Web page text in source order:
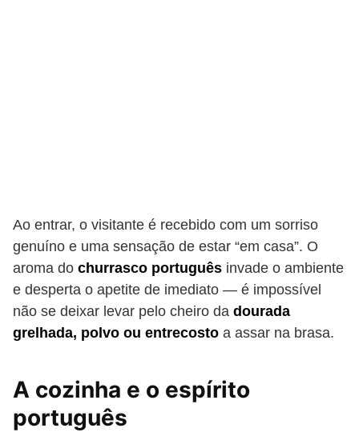
Ao entrar, o visitante é recebido com um sorriso
genuíno e uma sensação de estar “em casa”. O
aroma do churrasco português invade o ambiente
e desperta o apetite de imediato — é impossível
não se deixar levar pelo cheiro da dourada
grelhada, polvo ou entrecosto a assar na brasa.
A cozinha e o espírito
português